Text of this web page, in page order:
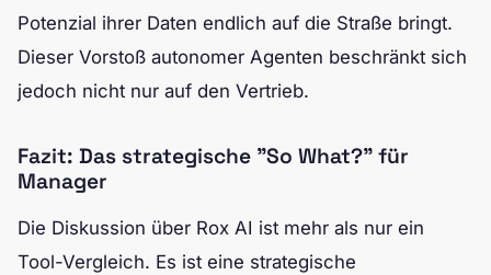
Potenzial ihrer Daten endlich auf die Straße bringt.
Dieser Vorstoß autonomer Agenten beschränkt sich
jedoch nicht nur auf den Vertrieb.
Fazit: Das strategische "So What?" für
Manager
Die Diskussion über Rox AI ist mehr als nur ein
Tool-Vergleich. Es ist eine strategische